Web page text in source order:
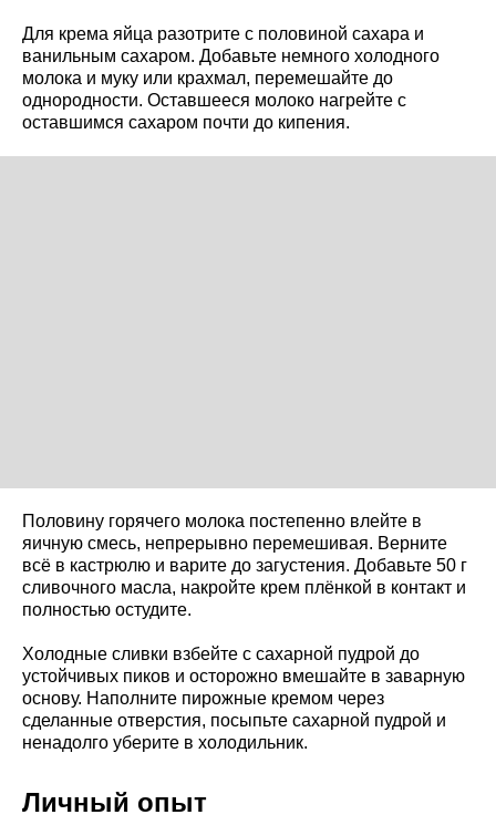
Для крема яйца разотрите с половиной сахара и
ванильным сахаром. Добавьте немного холодного
молока и муку или крахмал, перемешайте до
однородности. Оставшееся молоко нагрейте с
оставшимся сахаром почти до кипения.
Половину горячего молока постепенно влейте в
яичную смесь, непрерывно перемешивая. Верните
всё в кастрюлю и варите до загустения. Добавьте 50 г
сливочного масла, накройте крем плёнкой в контакт и
полностью остудите.
Холодные сливки взбейте с сахарной пудрой до
устойчивых пиков и осторожно вмешайте в заварную
основу. Наполните пирожные кремом через
сделанные отверстия, посыпьте сахарной пудрой и
ненадолго уберите в холодильник.
Личный опыт